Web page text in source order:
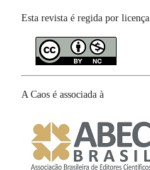
Esta revista é regida por licença
A Caos é associada à